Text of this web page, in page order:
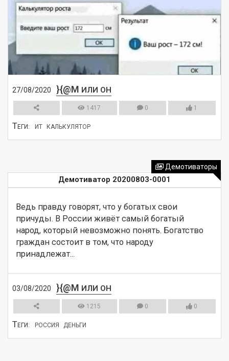
27/08/2020 }{@M ИЛИ ОН
1417 0 1
ТЕГИ: ИТ КАЛЬКУЛЯТОР
Демотиватор 20200803-0001
Ведь правду говорят, что у богатых свои
причуды. В России живёт самый богатый
народ, который невозможно понять. Богатство
граждан состоит в том, что народу
принадлежат...
03/08/2020 }{@M ИЛИ ОН
1215 0 0
Демотиваторы
ТЕГИ: РОССИЯ ДЕНЬГИ